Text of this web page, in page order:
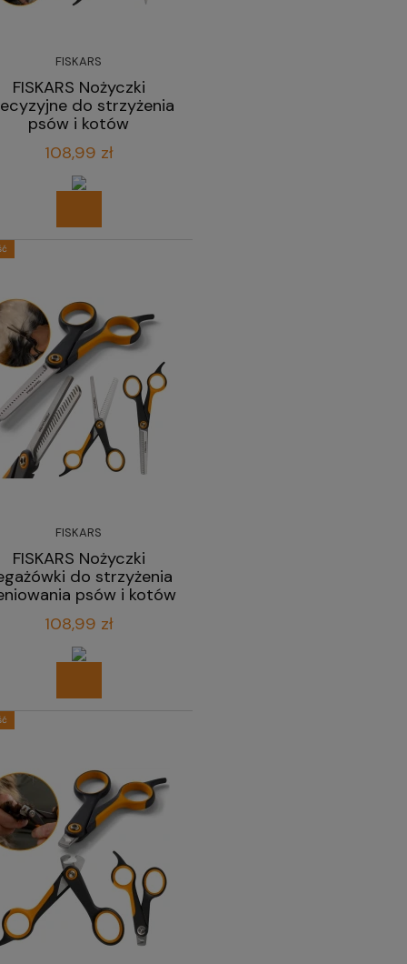
FISKARS
FISKARS Nożyczki
do strzyżenia
psów i kotów
profesjonalne 17 cm
108,99 zł
FISKARS
FISKARS Nożyczki
do strzyżenia
psów i kotów
108,99 zł